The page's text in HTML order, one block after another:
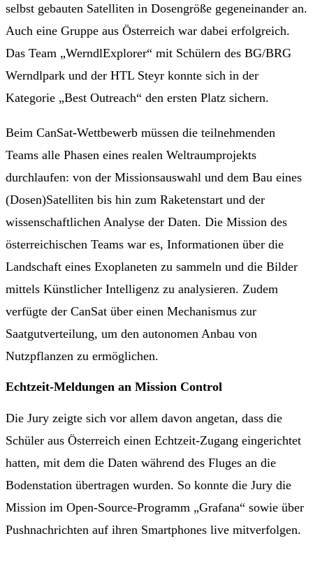
selbst gebauten Satelliten in Dosengröße gegeneinander an.
Auch eine Gruppe aus Österreich war dabei erfolgreich.
Das Team „WerndlExplorer“ mit Schülern des BG/BRG
Werndlpark und der HTL Steyr konnte sich in der
Kategorie „Best Outreach“ den ersten Platz sichern.
Beim CanSat-Wettbewerb müssen die teilnehmenden
Teams alle Phasen eines realen Weltraumprojekts
durchlaufen: von der Missionsauswahl und dem Bau eines
(Dosen)Satelliten bis hin zum Raketenstart und der
wissenschaftlichen Analyse der Daten. Die Mission des
österreichischen Teams war es, Informationen über die
Landschaft eines Exoplaneten zu sammeln und die Bilder
mittels Künstlicher Intelligenz zu analysieren. Zudem
verfügte der CanSat über einen Mechanismus zur
Saatgutverteilung, um den autonomen Anbau von
Nutzpflanzen zu ermöglichen.
Echtzeit-Meldungen an Mission Control
Die Jury zeigte sich vor allem davon angetan, dass die
Schüler aus Österreich einen Echtzeit-Zugang eingerichtet
hatten, mit dem die Daten während des Fluges an die
Bodenstation übertragen wurden. So konnte die Jury die
Mission im Open-Source-Programm „Grafana“ sowie über
Pushnachrichten auf ihren Smartphones live mitverfolgen.